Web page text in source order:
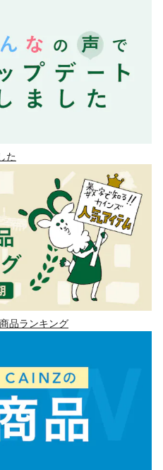
た
品ランキング